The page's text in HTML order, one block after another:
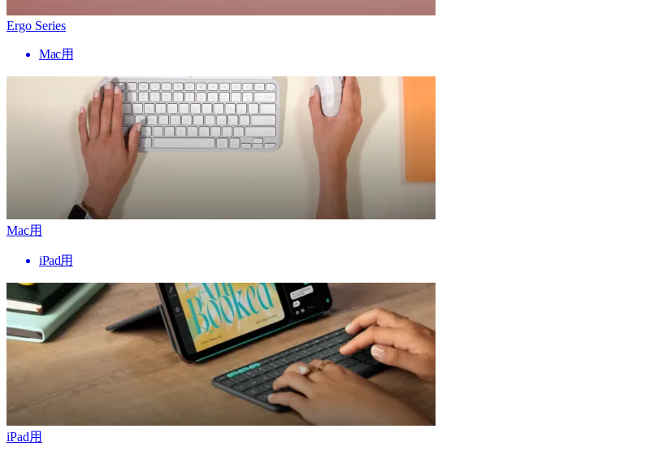
Ergo Series
Mac用
Mac用
iPad用
iPad用